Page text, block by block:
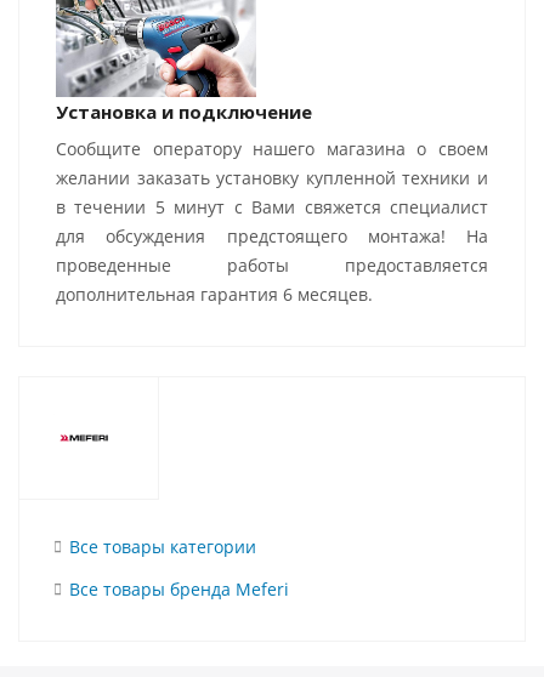
Установка и подключение
Сообщите оператору нашего магазина о своем
желании заказать установку купленной техники и
в течении 5 минут с Вами свяжется специалист
для обсуждения предстоящего монтажа! На
проведенные работы предоставляется
дополнительная гарантия 6 месяцев.
Все товары категории
Все товары бренда Meferi